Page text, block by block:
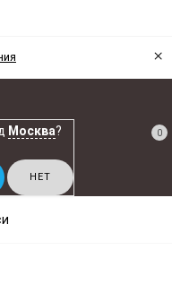
×
Москва? 0